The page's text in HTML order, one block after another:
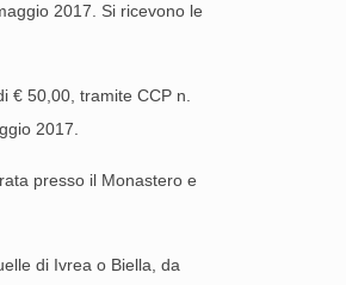
2017. Si ricevono le
€ 50,00, tramite CCP n.
2017.
presso il Monastero e
di Ivrea o Biella, da